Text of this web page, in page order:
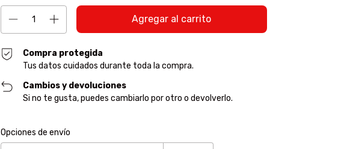
Compra protegida
Tus datos cuidados durante toda la compra.
Cambios y devoluciones
Si no te gusta, puedes cambiarlo por otro o devolverlo.
Entregas para el CP:
Opciones de envío